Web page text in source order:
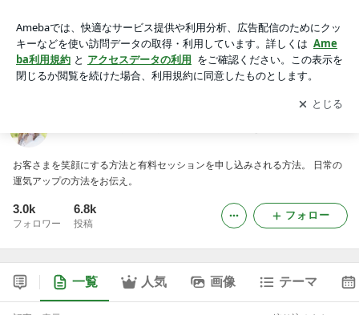
アプリをダウンロードして ブログの更新通知
を受け取りまし
ょう。
開く
お客さまを笑顔にする方法と有料セッションを申し込みされる方法。 日常の
運気アップの方法をお伝え。
3.0k
フォロワー
6.8k
投稿
フォロー
一覧 人気 画像 テーマ